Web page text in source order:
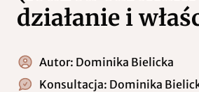
działanie i
Autor: Dominika Bielicka
Konsultacja: Dominika